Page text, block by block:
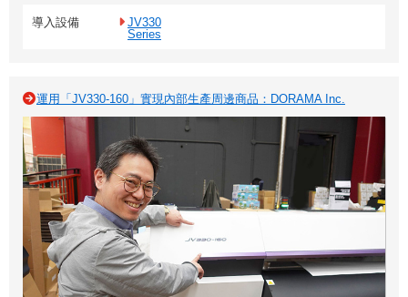
導入設備
JV330
Series
運用「JV330-160」實現內部生產周邊商品：DORAMA Inc.